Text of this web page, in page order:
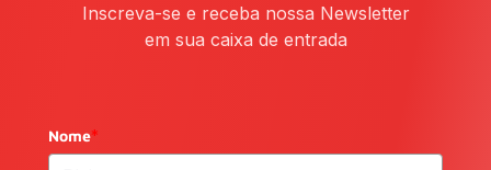
Inscreva-se e receba nossa Newsletter
em sua caixa de entrada
Nome*